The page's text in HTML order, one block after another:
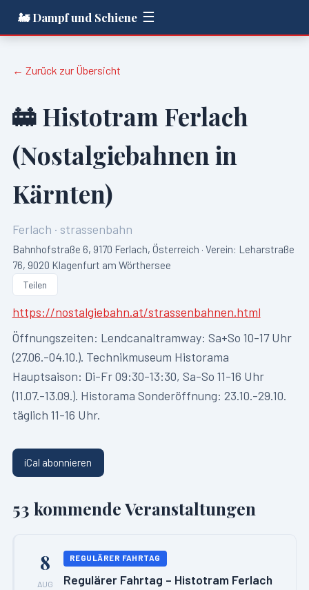
🚂 Dampf und Schiene ☰
← Zurück zur Übersicht
🚋 Histotram Ferlach
(Nostalgiebahnen in
Kärnten)
Ferlach · strassenbahn
Bahnhofstraße 6, 9170 Ferlach, Österreich · Verein: Leharstraße
76, 9020 Klagenfurt am Wörthersee
Teilen
https://nostalgiebahn.at/strassenbahnen.html
Öffnungszeiten: Lendcanaltramway: Sa+So 10-17 Uhr
(27.06.-04.10.). Technikmuseum Historama
Hauptsaison: Di-Fr 09:30-13:30, Sa-So 11-16 Uhr
(11.07.-13.09.). Historama Sonderöffnung: 23.10.-29.10.
täglich 11-16 Uhr.
iCal abonnieren
53 kommende Veranstaltungen
8
AUG
REGULÄRER FAHRTAG
Regulärer Fahrtag – Histotram Ferlach